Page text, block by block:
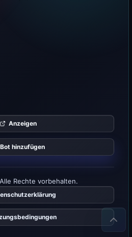
Anzeigen
Bot hinzufügen
Rechte vorbehalten.